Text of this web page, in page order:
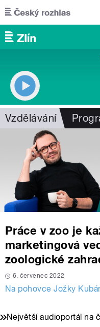
Přejít k hlavnímu obsahu
Vzdělávání
Práce v zoo je
marketingová
zoologické
6. červenec 2022
Na pohovce Jožky
Největší audioportál na